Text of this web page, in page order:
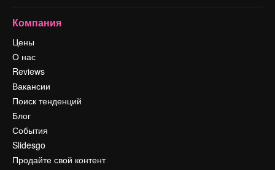
Компания
Цены
О нас
Reviews
Вакансии
Поиск тенденций
Блог
События
Slidesgo
Продайте свой контент